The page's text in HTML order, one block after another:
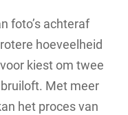
foto’s achteraf
hoeveelheid
kiest om twee
Met meer
het proces van